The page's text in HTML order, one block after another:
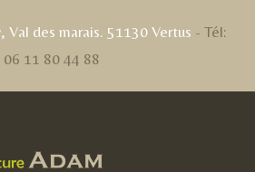
Val des marais. 51130 Vertus - Tél:
06 11 80 44 88